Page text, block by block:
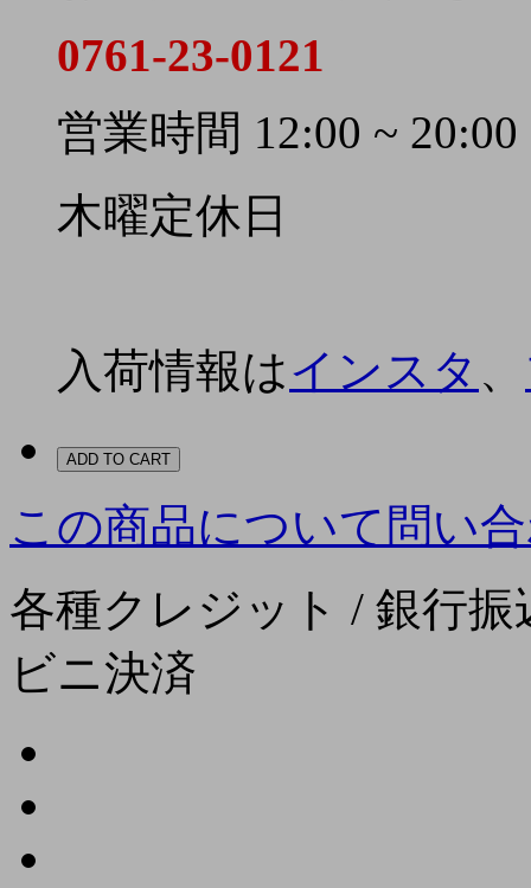
0761-23-0121
営業時間 12:00 ~ 20:00
木曜定休日
入荷情報はインスタ 、
ADD TO CART
この商品について問い
各種クレジット / 銀行
ビニ決済